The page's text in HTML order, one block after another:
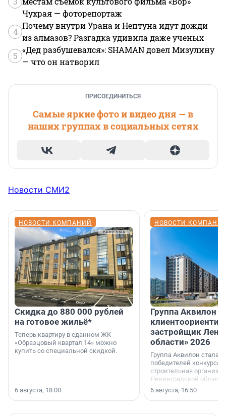
Чухрая — фоторепортаж
4
Почему внутри Урана и Нептуна идут дожди
из алмазов? Разгадка удивила даже ученых
5
«Дед разбушевался»: SHAMAN довел Мизулину
— что он натворил
ПРИСОЕДИНИТЬСЯ
Самые яркие фото и видео дня — в
наших группах в социальных сетях
Новости СМИ2
НОВОСТИ КОМПАНИЙ
Скидка до 880 000 рублей
на готовое жильё*
Теперь квартиру в сданном ЖК
«Образцовый квартал 14» можно
купить со специальной скидкой.
6 августа, 18:00
НОВОСТИ
Группа Аквилон
застройщик
области» 2026
Группа Аквилон стала
победителей конкурса
строительная
Ленинградской области
номинации «Самый
застройщик
области».
6 августа, 16:50